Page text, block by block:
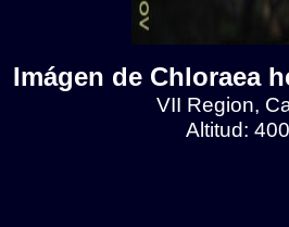
Imágen de Chloraea
VII Region,
Altitud: